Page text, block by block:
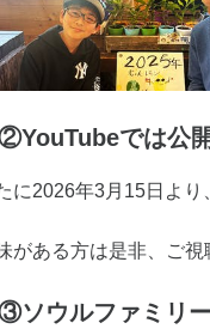
では公
に2026年3月15日よ
がある方は是非、ご
ソウルファミリ